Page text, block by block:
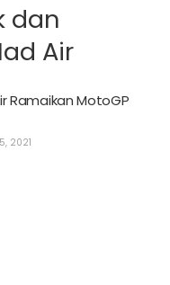
dan
Air
Ramaikan MotoGP
2021